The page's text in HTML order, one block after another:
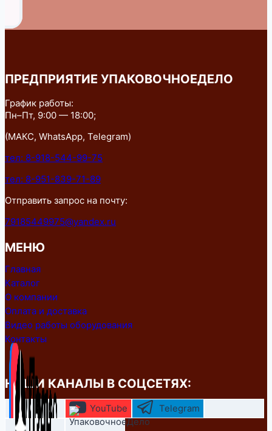
ПРЕДПРИЯТИЕ УПАКОВОЧНОЕДЕЛО
График работы:
Пн–Пт, 9:00 — 18:00;
(МАКС, WhatsApp, Telegram)
тел: 8-918-544-99-75
тел: 8-951-839-71-89
Отправить запрос на почту:
79185449975@yandex.ru
МЕНЮ
Главная
Каталог
О компании
Оплата и доставка
Видео работы оборудования
Контакты
НАШИ КАНАЛЫ В СОЦСЕТЯХ:
YouTube Telegram